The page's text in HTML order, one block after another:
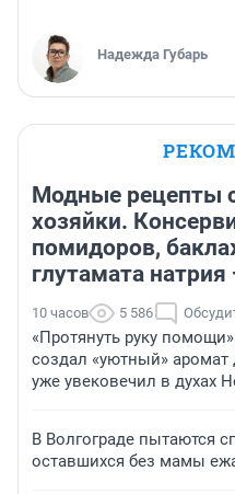
Надежда Губарь
Модные рецепты
хозяйки.
помидоров,
глутамата
10 часов 5 586
«Протянуть руку
создал «уютный» аромат
уже увековечил в духах
В Волгограде пытаются
оставшихся без мамы